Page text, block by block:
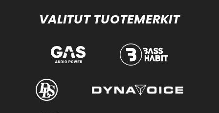
VALITUT TUOTEMERKIT